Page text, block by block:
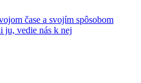
čase a svojím spôsobom
ju, vedie nás k nej